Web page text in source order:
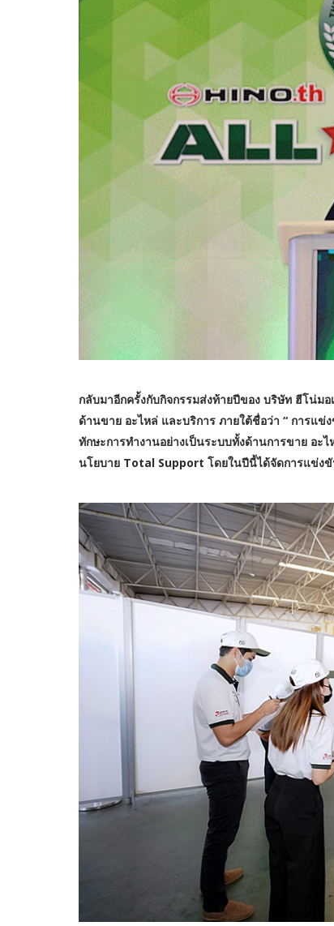
กลับมาอีกครั้งกับกิจกรรมส่งท้ายปีของ บริษัท ฮีโน่ม
ด้านขาย อะไหล่ และบริการ ภายใต้ชื่อว่า “ การแ
ทักษะการทำงานอย่างเป็นระบบทั้งด้านการขาย อะ
นโยบาย Total Support โดยในปีนี้ได้จัดการแข่งขั